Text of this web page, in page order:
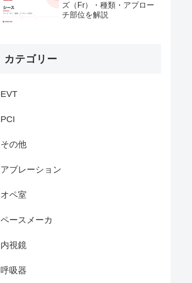
ズ（Fr）・種類・アプロー
チ部位を解説
カテゴリー
EVT
PCI
その他
アブレーション
オペ室
ペースメーカ
内視鏡
呼吸器